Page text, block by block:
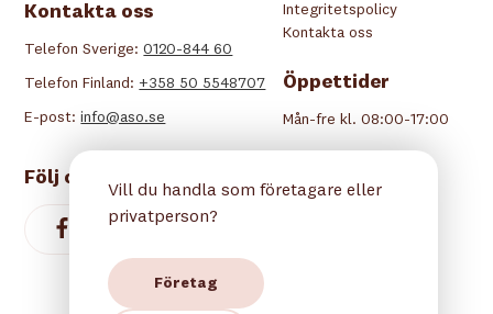
Integritetspolicy
Kontakta oss
Öppettider
Mån-fre kl. 08:00-17:00
Kontakta oss
Telefon Sverige:0120-844 60
Telefon Finland: +358 50 5548707
E-post:info@aso.se
Följ oss
Vill du handla som företagare eller
privatperson?
Företag